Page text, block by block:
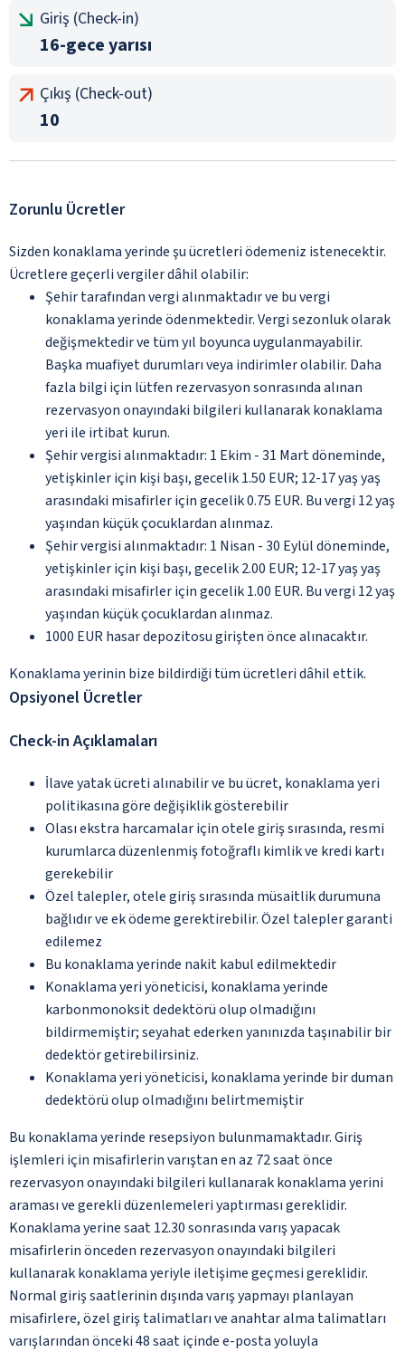
Giriş (Check-in)
16-gece yarısı
Çıkış (Check-out)
10
Zorunlu Ücretler
Sizden konaklama yerinde şu ücretleri ödemeniz istenecektir.
Ücretlere geçerli vergiler dâhil olabilir:
Şehir tarafından vergi alınmaktadır ve bu vergi
konaklama yerinde ödenmektedir. Vergi sezonluk olarak
değişmektedir ve tüm yıl boyunca uygulanmayabilir.
Başka muafiyet durumları veya indirimler olabilir. Daha
fazla bilgi için lütfen rezervasyon sonrasında alınan
rezervasyon onayındaki bilgileri kullanarak konaklama
yeri ile irtibat kurun.
Şehir vergisi alınmaktadır: 1 Ekim - 31 Mart döneminde,
yetişkinler için kişi başı, gecelik 1.50 EUR; 12-17 yaş yaş
arasındaki misafirler için gecelik 0.75 EUR. Bu vergi 12 yaş
yaşından küçük çocuklardan alınmaz.
Şehir vergisi alınmaktadır: 1 Nisan - 30 Eylül döneminde,
yetişkinler için kişi başı, gecelik 2.00 EUR; 12-17 yaş yaş
arasındaki misafirler için gecelik 1.00 EUR. Bu vergi 12 yaş
yaşından küçük çocuklardan alınmaz.
1000 EUR hasar depozitosu girişten önce alınacaktır.
Konaklama yerinin bize bildirdiği tüm ücretleri dâhil ettik.
Opsiyonel Ücretler
Check-in Açıklamaları
İlave yatak ücreti alınabilir ve bu ücret, konaklama yeri
politikasına göre değişiklik gösterebilir
Olası ekstra harcamalar için otele giriş sırasında, resmi
kurumlarca düzenlenmiş fotoğraflı kimlik ve kredi kartı
gerekebilir
Özel talepler, otele giriş sırasında müsaitlik durumuna
bağlıdır ve ek ödeme gerektirebilir. Özel talepler garanti
edilemez
Bu konaklama yerinde nakit kabul edilmektedir
Konaklama yeri yöneticisi, konaklama yerinde
karbonmonoksit dedektörü olup olmadığını
bildirmemiştir; seyahat ederken yanınızda taşınabilir bir
dedektör getirebilirsiniz.
Konaklama yeri yöneticisi, konaklama yerinde bir duman
dedektörü olup olmadığını belirtmemiştir
Bu konaklama yerinde resepsiyon bulunmamaktadır. Giriş
işlemleri için misafirlerin varıştan en az 72 saat önce
rezervasyon onayındaki bilgileri kullanarak konaklama yerini
araması ve gerekli düzenlemeleri yaptırması gereklidir.
Konaklama yerine saat 12.30 sonrasında varış yapacak
misafirlerin önceden rezervasyon onayındaki bilgileri
kullanarak konaklama yeriyle iletişime geçmesi gereklidir.
Normal giriş saatlerinin dışında varış yapmayı planlayan
misafirlere, özel giriş talimatları ve anahtar alma talimatları
varışlarından önceki 48 saat içinde e-posta yoluyla